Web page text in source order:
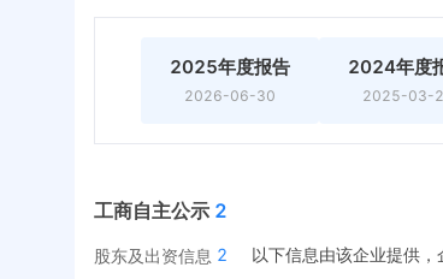
2025年度报告
2026-06-30
2024年度
2025-03-
工商自主公示 2
股东及出资信息 2 以下信息由该企业提供